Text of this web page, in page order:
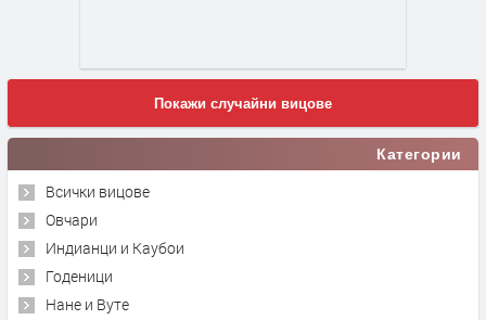
Покажи случайни вицове
Категории
Всички вицове
Овчари
Индианци и Каубои
Годеници
Нане и Вуте